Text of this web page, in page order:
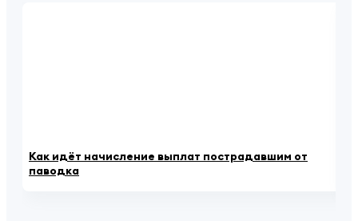
Как идёт начисление выплат пострадавшим от
паводка